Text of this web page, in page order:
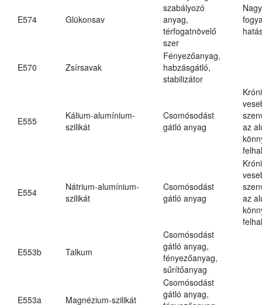
E574 Glükonsav
szabályozó
anyag,
térfogatnövelő
szer
E570 Zsírsavak
Fényezőanyag,
habzásgátló,
stabilizátor
E555
Kálium-alumínium-
szilikát
Csomósodást
gátló anyag
az
E554
Nátrium-alumínium-
szilikát
Csomósodást
gátló anyag
az
E553b Talkum
Csomósodást
gátló anyag,
fényezőanyag,
sűrítőanyag
E553a Magnézium-szilikát
Csomósodást
gátló anyag,